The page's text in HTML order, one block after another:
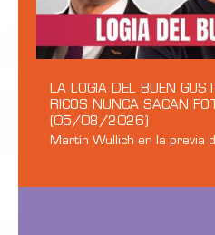
LA LOGIA DEL BUEN
RICOS NUNCA SACAN
(05/08/2026)
Martín Wullich en la previa